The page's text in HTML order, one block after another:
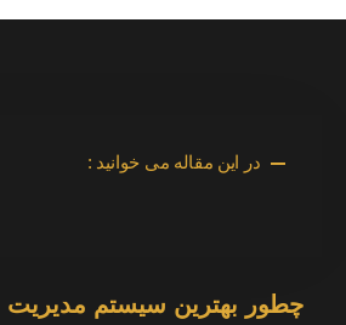
در این مقاله می خوانید :
چطور بهترین سیستم مدیریت